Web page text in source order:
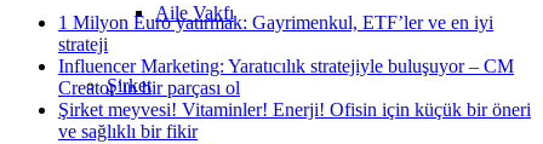
Aile Vakfı
Şirket
1 Milyon Euro yatırmak: Gayrimenkul, ETF’ler ve en iyi
strateji
Influencer Marketing: Yaratıcılık stratejiyle buluşuyor – CM
Creator’ın bir parçası ol
Şirket meyvesi! Vitaminler! Enerji! Ofisin için küçük bir öneri
ve sağlıklı bir fikir